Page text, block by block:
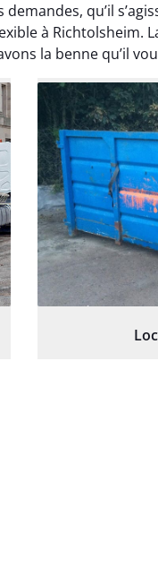
qu’il
à Richtolsheim.
la benne qu’il